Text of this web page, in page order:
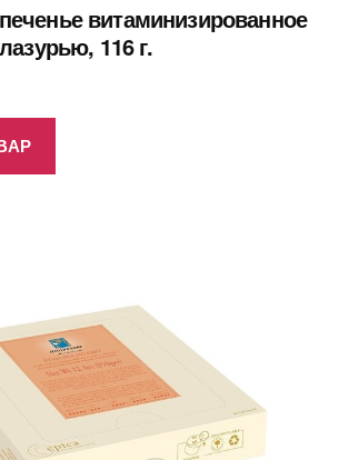
витаминизированное
116 г.